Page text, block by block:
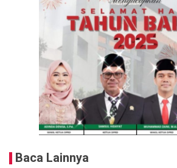
Baca Lainnya